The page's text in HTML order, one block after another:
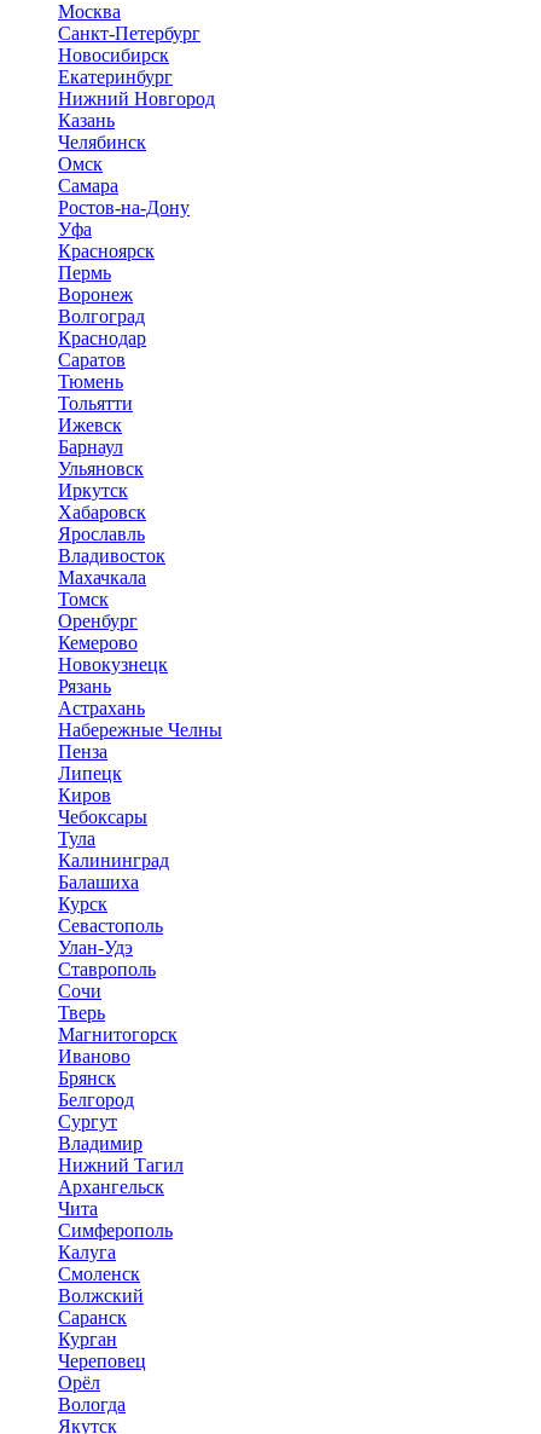
Москва
Санкт-Петербург
Новосибирск
Екатеринбург
Нижний Новгород
Казань
Челябинск
Омск
Самара
Ростов-на-Дону
Уфа
Красноярск
Пермь
Воронеж
Волгоград
Краснодар
Саратов
Тюмень
Тольятти
Ижевск
Барнаул
Ульяновск
Иркутск
Хабаровск
Ярославль
Владивосток
Махачкала
Томск
Оренбург
Кемерово
Новокузнецк
Рязань
Астрахань
Набережные Челны
Пенза
Липецк
Киров
Чебоксары
Тула
Калининград
Балашиха
Курск
Севастополь
Улан-Удэ
Ставрополь
Сочи
Тверь
Магнитогорск
Иваново
Брянск
Белгород
Сургут
Владимир
Нижний Тагил
Архангельск
Чита
Симферополь
Калуга
Смоленск
Волжский
Саранск
Курган
Череповец
Орёл
Вологда
Якутск